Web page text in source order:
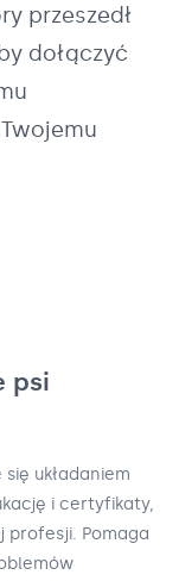
przeszedł
dołączyć
psi
układaniem
i certyfikaty,
profesji. Pomaga